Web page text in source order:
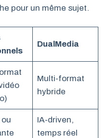
pour un même sujet.
DualMedia
Multi-format
hybride
IA-driven,
temps réel